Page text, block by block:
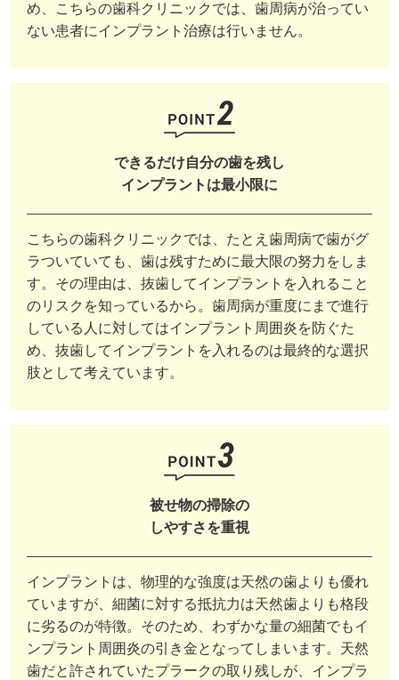
め、こちらの歯科クリニックでは、歯周病が治ってい
ない患者にインプラント治療は行いません。
できるだけ自分の歯を残し
インプラントは最小限に
こちらの歯科クリニックでは、たとえ歯周病で歯がグ
ラついていても、歯は残すために最大限の努力をしま
す。その理由は、抜歯してインプラントを入れること
のリスクを知っているから。歯周病が重度にまで進行
している人に対してはインプラント周囲炎を防ぐた
め、抜歯してインプラントを入れるのは最終的な選択
肢として考えています。
被せ物の掃除の
しやすさを重視
インプラントは、物理的な強度は天然の歯よりも優れ
ていますが、細菌に対する抵抗力は天然歯よりも格段
に劣るのが特徴。そのため、わずかな量の細菌でもイ
ンプラント周囲炎の引き金となってしまいます。天然
歯だと許されていたプラークの取り残しが、インプラ